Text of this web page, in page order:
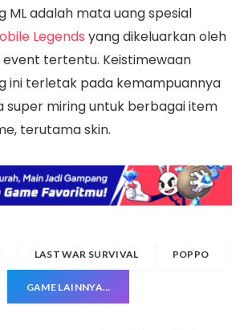
ML adalah mata uang spesial
Legends yang dikeluarkan oleh
tertentu. Keistimewaan
ini terletak pada kemampuannya
super miring untuk berbagai item
terutama skin.
LAST WAR SURVIVAL POPPO
GAME LAINNYA…